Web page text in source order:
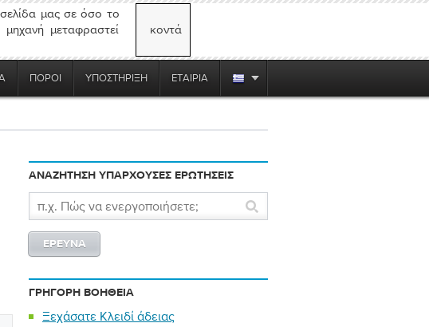
μας σε όσο το
μεταφραστεί
κοντά
ΠΌΡΟΙ ΥΠΟΣΤΉΡΙΞΗ ΕΤΑΙΡΊΑ
ΑΝΑΖΉΤΗΣΗ ΥΠΆΡΧΟΥΣΕΣ ΕΡΩΤΉΣΕΙΣ
ΓΡΉΓΟΡΗ ΒΟΉΘΕΙΑ
Ξεχάσατε Κλειδί άδειας